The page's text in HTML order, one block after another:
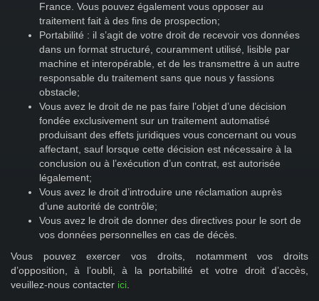
France. Vous pouvez également vous opposer au
traitement fait à des fins de prospection;
Portabilité : il s’agit de votre droit de recevoir vos données
dans un format structuré, couramment utilisé, lisible par
machine et interopérable, et de les transmettre à un autre
responsable du traitement sans que nous y fassions
obstacle;
Vous avez le droit de ne pas faire l’objet d’une décision
fondée exclusivement sur un traitement automatisé
produisant des effets juridiques vous concernant ou vous
affectant, sauf lorsque cette décision est nécessaire à la
conclusion ou à l’exécution d’un contrat, est autorisée
légalement;
Vous avez le droit d’introduire une réclamation auprès
d’une autorité de contrôle;
Vous avez le droit de donner des directives pour le sort de
vos données personnelles en cas de décès.
Vous pouvez exercer vos droits, notamment vos droits
d’opposition, à l’oubli, à la portabilité et votre droit d’accès,
veuillez-nous contacter ici